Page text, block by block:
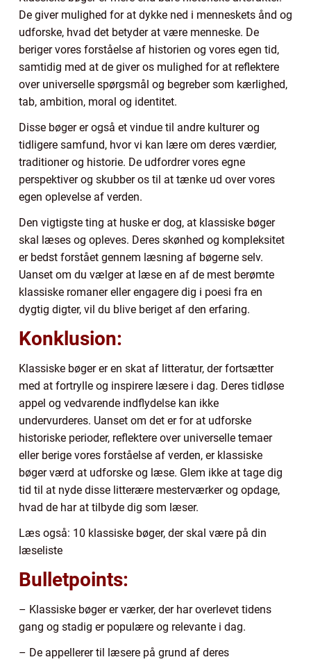
De giver mulighed for at dykke ned i menneskets ånd og
udforske, hvad det betyder at være menneske. De
beriger vores forståelse af historien og vores egen tid,
samtidig med at de giver os mulighed for at reflektere
over universelle spørgsmål og begreber som kærlighed,
tab, ambition, moral og identitet.
Disse bøger er også et vindue til andre kulturer og
tidligere samfund, hvor vi kan lære om deres værdier,
traditioner og historie. De udfordrer vores egne
perspektiver og skubber os til at tænke ud over vores
egen oplevelse af verden.
Den vigtigste ting at huske er dog, at klassiske bøger
skal læses og opleves. Deres skønhed og kompleksitet
er bedst forstået gennem læsning af bøgerne selv.
Uanset om du vælger at læse en af de mest berømte
klassiske romaner eller engagere dig i poesi fra en
dygtig digter, vil du blive beriget af den erfaring.
Konklusion:
Klassiske bøger er en skat af litteratur, der fortsætter
med at fortrylle og inspirere læsere i dag. Deres tidløse
appel og vedvarende indflydelse kan ikke
undervurderes. Uanset om det er for at udforske
historiske perioder, reflektere over universelle temaer
eller berige vores forståelse af verden, er klassiske
bøger værd at udforske og læse. Glem ikke at tage dig
tid til at nyde disse litterære mesterværker og opdage,
hvad de har at tilbyde dig som læser.
Læs også: 10 klassiske bøger, der skal være på din
læseliste
Bulletpoints:
– Klassiske bøger er værker, der har overlevet tidens
gang og stadig er populære og relevante i dag.
– De appellerer til læsere på grund af deres